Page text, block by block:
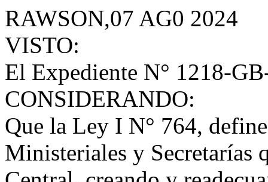
RAWSON,07 AG0 2024
VISTO:
El Expediente N° 1218-
CONSIDERANDO:
Que la Ley I N° 764,
Ministeriales y Secretarías